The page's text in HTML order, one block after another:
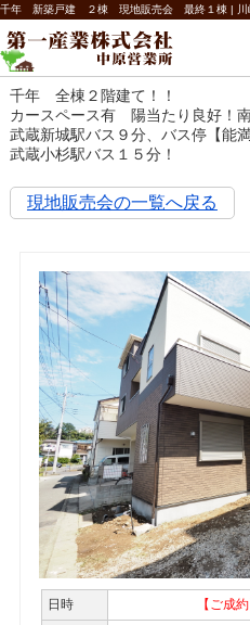
千年 全棟２階建て！！
カースペース有 陽当たり良好！南
武蔵新城駅バス９分、バス停【能
武蔵小杉駅バス１５分！
現地販売会の一覧へ戻る
日時
【ご成